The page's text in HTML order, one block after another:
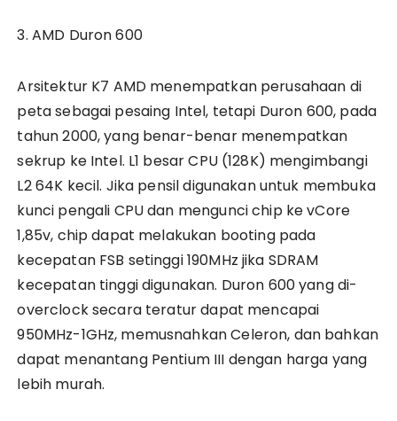
3. AMD Duron 600
Arsitektur K7 AMD menempatkan perusahaan di
peta sebagai pesaing Intel, tetapi Duron 600, pada
tahun 2000, yang benar-benar menempatkan
sekrup ke Intel. L1 besar CPU (128K) mengimbangi
L2 64K kecil. Jika pensil digunakan untuk membuka
kunci pengali CPU dan mengunci chip ke vCore
1,85v, chip dapat melakukan booting pada
kecepatan FSB setinggi 190MHz jika SDRAM
kecepatan tinggi digunakan. Duron 600 yang di-
overclock secara teratur dapat mencapai
950MHz-1GHz, memusnahkan Celeron, dan bahkan
dapat menantang Pentium III dengan harga yang
lebih murah.